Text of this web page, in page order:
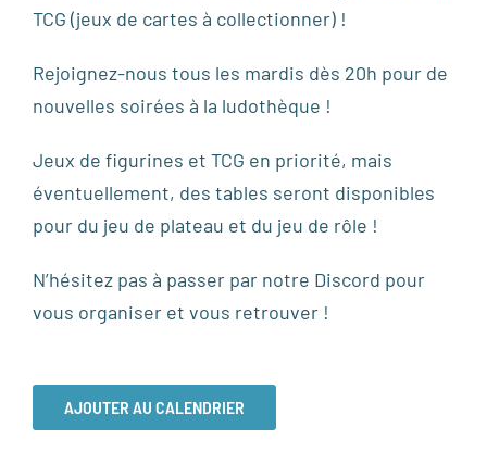
TCG (jeux de cartes à collectionner) !
Rejoignez-nous tous les mardis dès 20h pour de
nouvelles soirées à la ludothèque !
Jeux de figurines et TCG en priorité, mais
éventuellement, des tables seront disponibles
pour du jeu de plateau et du jeu de rôle !
N’hésitez pas à passer par notre Discord pour
vous organiser et vous retrouver !
AJOUTER AU CALENDRIER